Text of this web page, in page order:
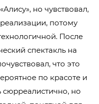
но чувствовал,
потому
После
спектакль на
что это
по красоте и
сюрреалистично, но